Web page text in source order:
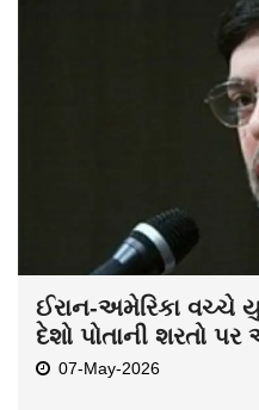
ઈરાન-અમેરિકા વચ્ચે
દેશો પોતાની શરતો પર
07-May-2026